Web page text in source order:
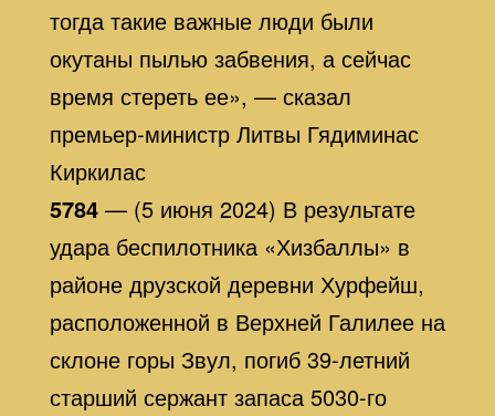
тогда такие важные люди были
окутаны пылью забвения, а сейчас
время стереть ее», — сказал
премьер-министр Литвы Гядиминас
Киркилас
5784— (5 июня 2024) В результате
удара беспилотника «Хизбаллы» в
районе друзской деревни Хурфейш,
расположенной в Верхней Галилее на
склоне горы Звул, погиб 39-летний
старший сержант запаса 5030-го